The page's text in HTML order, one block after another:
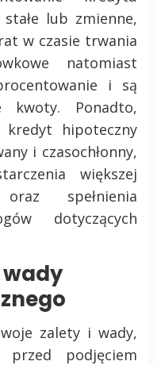
lub zmienne,
w czasie trwania
natomiast
i są
kwoty. Ponadto,
hipoteczny
i czasochłonny,
większej
spełnienia
dotyczących
wady
zalety i wady,
podjęciem